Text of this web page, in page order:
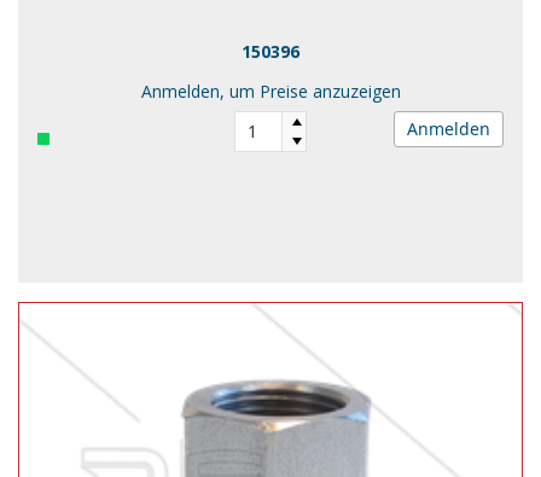
150396
Anmelden, um Preise anzuzeigen
Anmelden